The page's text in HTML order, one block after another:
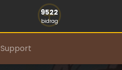
9522
bidrag
Support